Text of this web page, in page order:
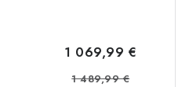
1 069,99 €
1 489,99 €